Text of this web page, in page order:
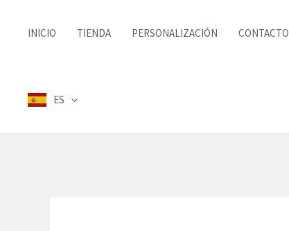
INICIO TIENDA PERSONALIZACIÓN CONTACTO
ES